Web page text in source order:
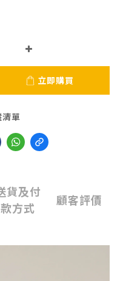
立即購買
單
貨及付
款方式
顧客評價